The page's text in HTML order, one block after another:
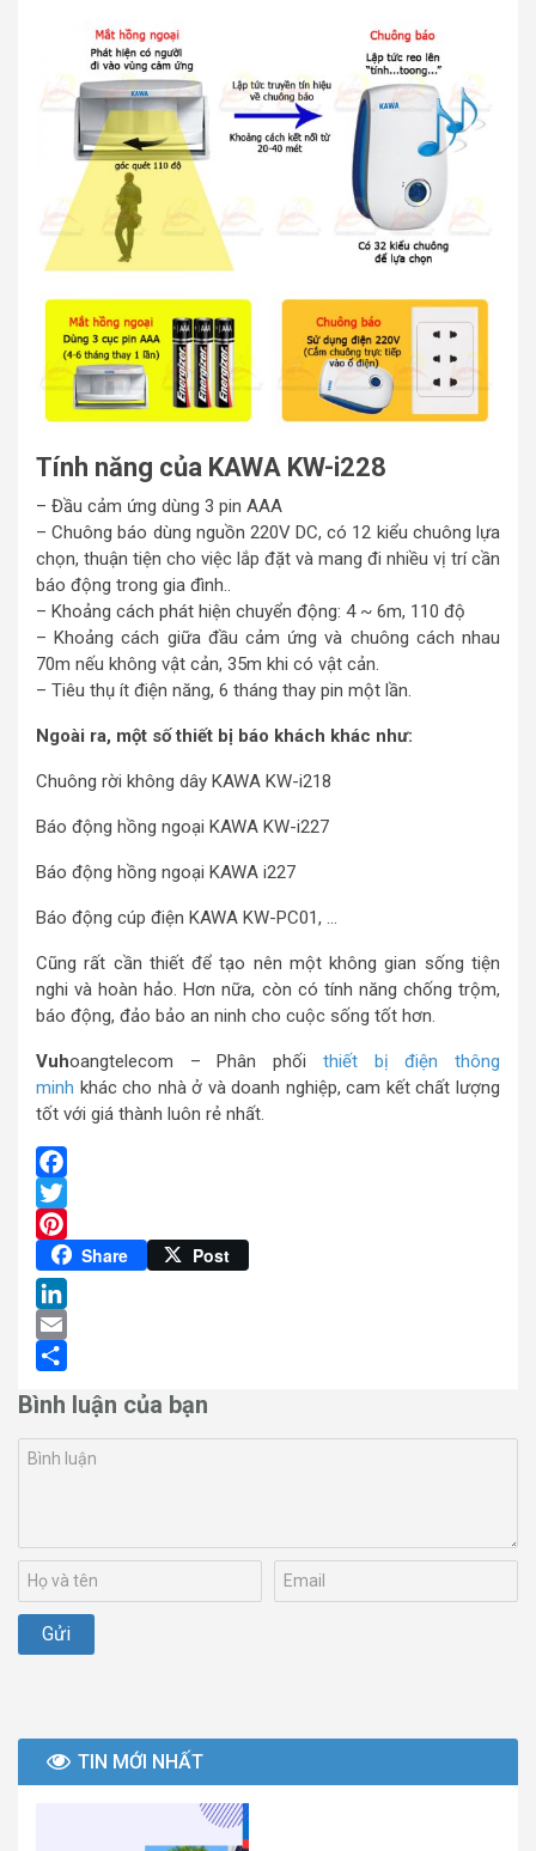
Tính năng của KAWA KW-i228
– Đầu cảm ứng dùng 3 pin AAA
– Chuông báo dùng nguồn 220V DC, có 12 kiểu chuông lựa
chọn, thuận tiện cho việc lắp đặt và mang đi nhiều vị trí cần
báo động trong gia đình..
– Khoảng cách phát hiện chuyển động: 4 ~ 6m, 110 độ
– Khoảng cách giữa đầu cảm ứng và chuông cách nhau
70m nếu không vật cản, 35m khi có vật cản.
– Tiêu thụ ít điện năng, 6 tháng thay pin một lần.
Ngoài ra, một số thiết bị báo khách khác như:
Chuông rời không dây KAWA KW-i218
Báo động hồng ngoại KAWA KW-i227
Báo động hồng ngoại KAWA i227
Báo động cúp điện KAWA KW-PC01, …
Cũng rất cần thiết để tạo nên một không gian sống tiện
nghi và hoàn hảo. Hơn nữa, còn có tính năng chống trộm,
báo động, đảo bảo an ninh cho cuộc sống tốt hơn.
Vuhoangtelecom – Phân phối thiết bị điện thông
minh khác cho nhà ở và doanh nghiệp, cam kết chất lượng
tốt với giá thành luôn rẻ nhất.
Facebook
Twitter
Pinterest
Share Post
LinkedIn
Email
Bình luận của bạn
TIN MỚI NHẤT